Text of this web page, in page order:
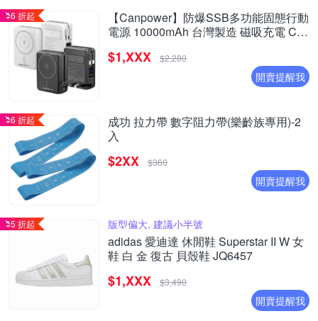
6 折起
【Canpower】防爆SSB多功能固態行動
電源 10000mAh 台灣製造 磁吸充電 CP-
$1,XXX $2,280
開賣提醒我
6 折起
成功 拉力帶 數字阻力帶(樂齡族專用)-2
入
$2XX $360
開賣提醒我
5 折起 版型偏大, 建議小半號
adidas 愛迪達 休閒鞋 Superstar II W 女
鞋 白 金 復古 貝殼鞋 JQ6457
$1,XXX $3,490
開賣提醒我